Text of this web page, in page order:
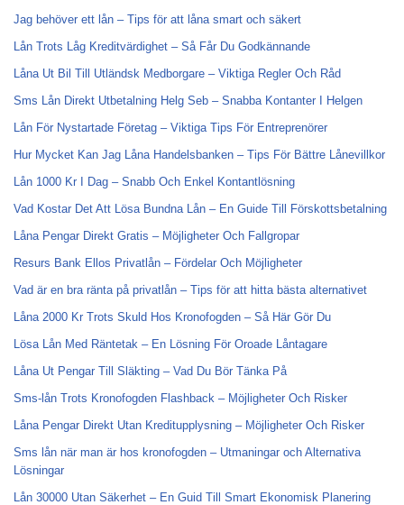
Jag behöver ett lån – Tips för att låna smart och säkert
Lån Trots Låg Kreditvärdighet – Så Får Du Godkännande
Låna Ut Bil Till Utländsk Medborgare – Viktiga Regler Och Råd
Sms Lån Direkt Utbetalning Helg Seb – Snabba Kontanter I Helgen
Lån För Nystartade Företag – Viktiga Tips För Entreprenörer
Hur Mycket Kan Jag Låna Handelsbanken – Tips För Bättre Lånevillkor
Lån 1000 Kr I Dag – Snabb Och Enkel Kontantlösning
Vad Kostar Det Att Lösa Bundna Lån – En Guide Till Förskottsbetalning
Låna Pengar Direkt Gratis – Möjligheter Och Fallgropar
Resurs Bank Ellos Privatlån – Fördelar Och Möjligheter
Vad är en bra ränta på privatlån – Tips för att hitta bästa alternativet
Låna 2000 Kr Trots Skuld Hos Kronofogden – Så Här Gör Du
Lösa Lån Med Räntetak – En Lösning För Oroade Låntagare
Låna Ut Pengar Till Släkting – Vad Du Bör Tänka På
Sms-lån Trots Kronofogden Flashback – Möjligheter Och Risker
Låna Pengar Direkt Utan Kreditupplysning – Möjligheter Och Risker
Sms lån när man är hos kronofogden – Utmaningar och Alternativa
Lösningar
Lån 30000 Utan Säkerhet – En Guid Till Smart Ekonomisk Planering